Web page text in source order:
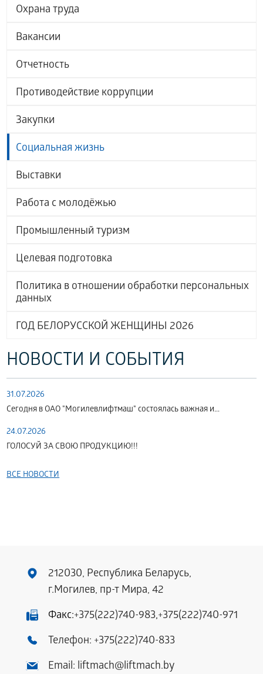
Охрана труда
Вакансии
Отчетность
Противодействие коррупции
Закупки
Социальная жизнь
Выставки
Работа с молодёжью
Промышленный туризм
Целевая подготовка
Политика в отношении обработки персональных
данных
ГОД БЕЛОРУССКОЙ ЖЕНЩИНЫ 2026
НОВОСТИ И СОБЫТИЯ
31.07.2026
Сегодня в ОАО "Могилевлифтмаш" состоялась важная и...
24.07.2026
ГОЛОСУЙ ЗА СВОЮ ПРОДУКЦИЮ!!!
ВСЕ НОВОСТИ
212030, Республика Беларусь,
г.Могилев, пр-т Мира, 42
Факс:+375(222)740-983,+375(222)740-971
Телефон: +375(222)740-833
Email: liftmach@liftmach.by